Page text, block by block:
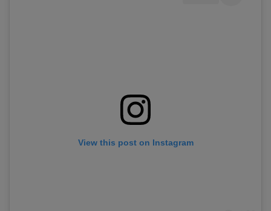
View this post on Instagram